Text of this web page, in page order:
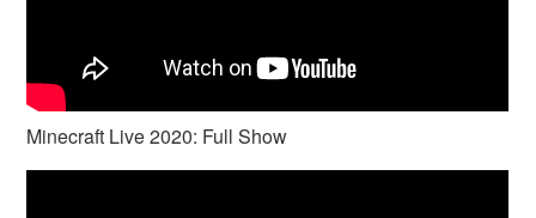
Minecraft Live 2020: Full Show